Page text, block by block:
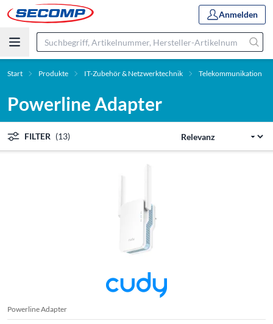
Anmelden
Start Produkte IT-Zubehör & Netzwerktechnik Telekommunikation
Powerline Adapter
FILTER (13)
Powerline Adapter